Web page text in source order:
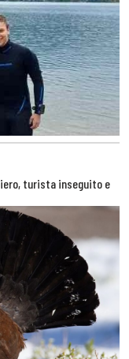
turista inseguito e